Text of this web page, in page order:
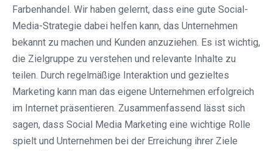
Farbenhandel. Wir haben gelernt, dass eine gute Social-
Media-Strategie dabei helfen kann, das Unternehmen
bekannt zu machen und Kunden anzuziehen. Es ist wichtig,
die Zielgruppe zu verstehen und relevante Inhalte zu
teilen. Durch regelmäßige Interaktion und gezieltes
Marketing kann man das eigene Unternehmen erfolgreich
im Internet präsentieren. Zusammenfassend lässt sich
sagen, dass Social Media Marketing eine wichtige Rolle
spielt und Unternehmen bei der Erreichung ihrer Ziele